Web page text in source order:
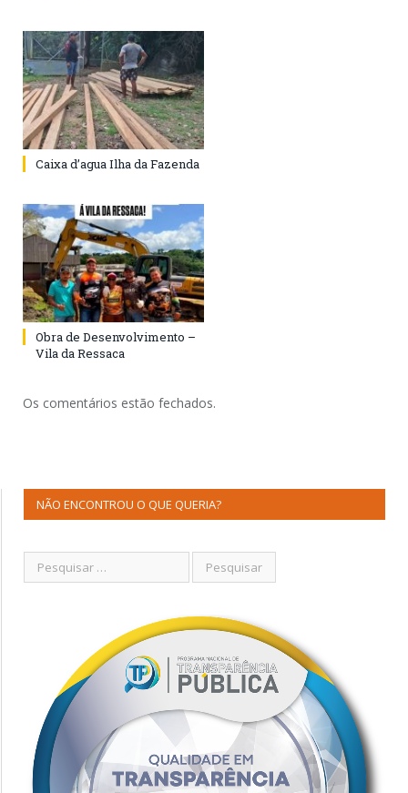
Caixa d’agua Ilha da Fazenda
Obra de Desenvolvimento –
Vila da Ressaca
Os comentários estão fechados.
NÃO ENCONTROU O QUE QUERIA?